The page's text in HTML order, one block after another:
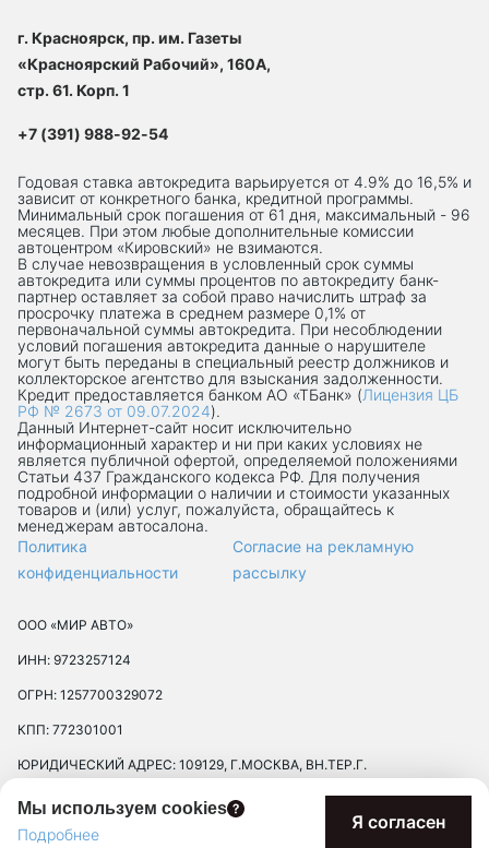
Мы используем cookies
Подробнее
Я согласен
г. Красноярск, пр. им. Газеты
«Красноярский Рабочий», 160А,
стр. 61. Корп. 1
+7 (391) 988-92-54
Годовая ставка автокредита варьируется от 4.9% до 16,5% и
зависит от конкретного банка, кредитной программы.
Минимальный срок погашения от 61 дня, максимальный - 96
месяцев. При этом любые дополнительные комиссии
автоцентром «Кировский» не взимаются.
В случае невозвращения в условленный срок суммы
автокредита или суммы процентов по автокредиту банк-
партнер оставляет за собой право начислить штраф за
просрочку платежа в среднем размере 0,1% от
первоначальной суммы автокредита. При несоблюдении
условий погашения автокредита данные о нарушителе
могут быть переданы в специальный реестр должников и
коллекторское агентство для взыскания задолженности.
Кредит предоставляется банком АО «ТБанк» (Лицензия ЦБ
РФ № 2673 от 09.07.2024).
Данный Интернет-сaйт носит исключительно
информационный характер и ни при каких условиях не
является публичной офертой, определяемой положениями
Статьи 437 Гражданского кодекса РФ. Для получения
подробной информации о наличии и стоимости указанных
товаров и (или) услуг, пожалуйста, обращайтесь к
менеджерам автосалона.
Политика
конфиденциальности
Согласие на рекламную
рассылку
ООО «МИР АВТО»
ИНН: 9723257124
ОГРН: 1257700329072
КПП: 772301001
ЮРИДИЧЕСКИЙ АДРЕС: 109129, Г.МОСКВА, ВН.ТЕР.Г.
ТЕКСТИЛЬЩИКОВ, Д. 13, К. 2, ПОМЕЩ. 17/8П